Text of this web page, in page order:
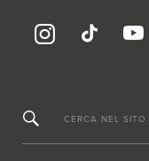
CERCA NEL SITO